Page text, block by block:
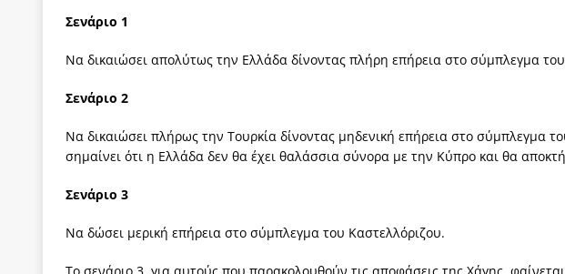
Σενάριο 1
Να δικαιώσει απολύτως την Ελλάδα δίνοντας πλήρη επήρεια στο σύμπλεγμα
Σενάριο 2
Να δικαιώσει πλήρως την Τουρκία δίνοντας μηδενική επήρεια στο σύμπλεγμα
σημαίνει ότι η Ελλάδα δεν θα έχει θαλάσσια σύνορα με την Κύπρο και θα
Σενάριο 3
Να δώσει μερική επήρεια στο σύμπλεγμα του Καστελλόριζου.